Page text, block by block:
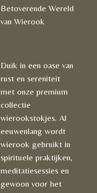
Betoverende Wereld
van Wierook
Duik in een oase van
rust en sereniteit
met onze premium
collectie
wierookstokjes. Al
eeuwenlang wordt
wierook gebruikt in
spirituele praktijken,
meditatiesessies en
gewoon voor het